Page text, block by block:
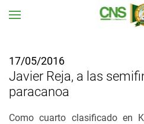
17/05/2016
Javier Reja, a las
paracanoa
Como cuarto clasificado en